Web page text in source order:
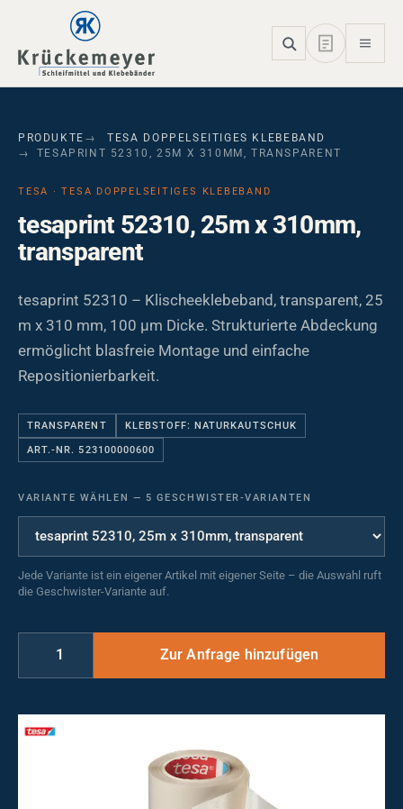
Skip to main navigation
Skip to main content
Skip to page footer
PRODUKTE
TESA DOPPELSEITIGES KLEBEBAND
TESAPRINT 52310, 25M X 310MM, TRANSPARENT
TESA · TESA DOPPELSEITIGES KLEBEBAND
tesaprint 52310, 25m x 310mm,
transparent
tesaprint 52310 – Klischeeklebeband, transparent, 25
m x 310 mm, 100 µm Dicke. Strukturierte Abdeckung
ermöglicht blasfreie Montage und einfache
Repositionierbarkeit.
TRANSPARENT KLEBSTOFF: NATURKAUTSCHUK
ART.-NR. 523100000600
VARIANTE WÄHLEN — 5 GESCHWISTER-VARIANTEN
Jede Variante ist ein eigener Artikel mit eigener Seite – die Auswahl ruft
die Geschwister-Variante auf.